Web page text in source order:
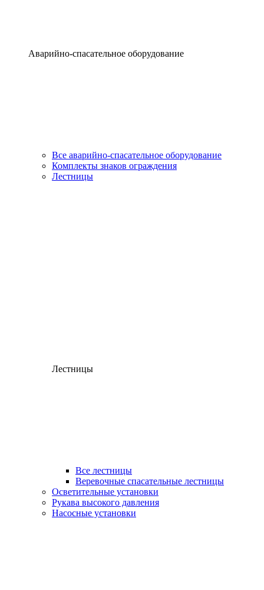
Аварийно-спасательное оборудование
Все аварийно-спасательное оборудование
Комплекты знаков ограждения
Лестницы
Лестницы
Все лестницы
Веревочные спасательные лестницы
Осветительные установки
Рукава высокого давления
Насосные установки